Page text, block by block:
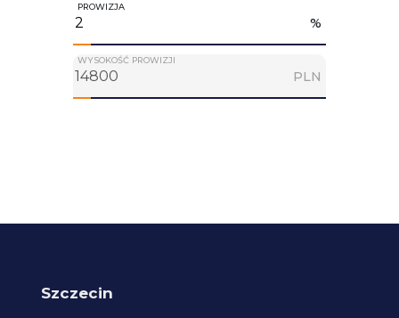
PROWIZJA
%
WYSOKOŚĆ PROWIZJI
PLN
Szczecin